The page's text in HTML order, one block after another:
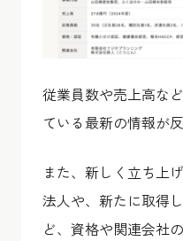
従業員数や売上高な
ている最新の情報が
また、新しく立ち上
法人や、新たに取得
ど、資格や関連会社